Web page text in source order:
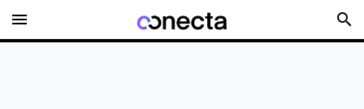
menu search